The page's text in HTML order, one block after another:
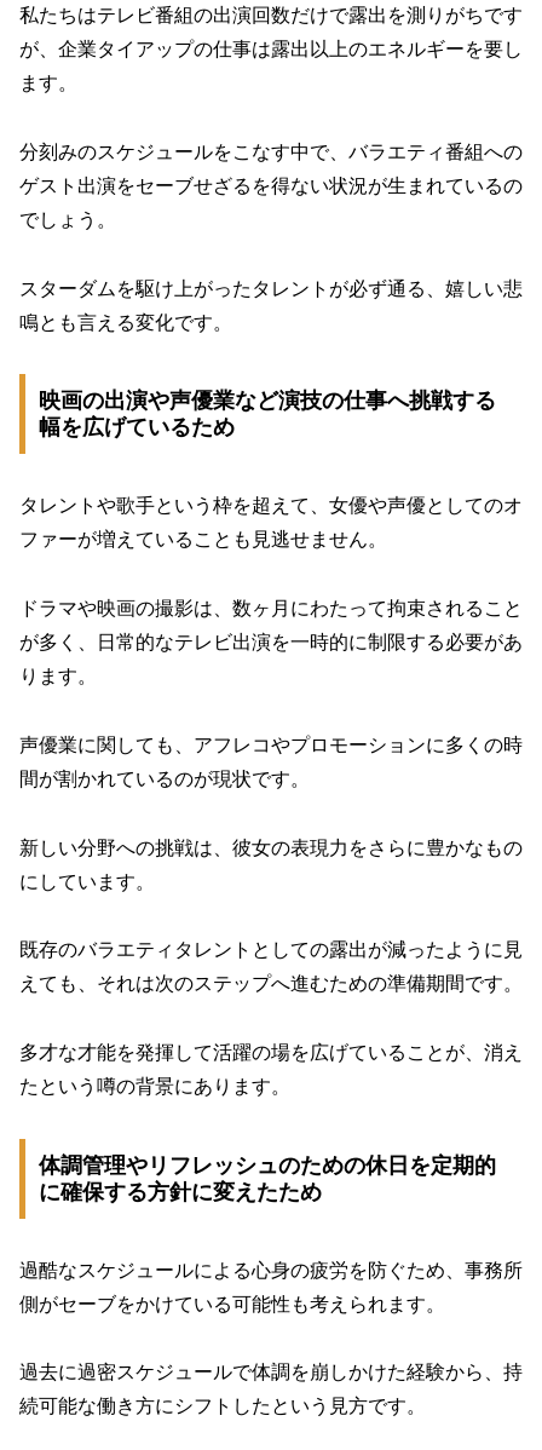
私たちはテレビ番組の出演回数だけで露出を測りがちです
が、企業タイアップの仕事は露出以上のエネルギーを要し
ます。
分刻みのスケジュールをこなす中で、バラエティ番組への
ゲスト出演をセーブせざるを得ない状況が生まれているの
でしょう。
スターダムを駆け上がったタレントが必ず通る、嬉しい悲
鳴とも言える変化です。
映画の出演や声優業など演技の仕事へ挑戦する
幅を広げているため
タレントや歌手という枠を超えて、女優や声優としてのオ
ファーが増えていることも見逃せません。
ドラマや映画の撮影は、数ヶ月にわたって拘束されること
が多く、日常的なテレビ出演を一時的に制限する必要があ
ります。
声優業に関しても、アフレコやプロモーションに多くの時
間が割かれているのが現状です。
新しい分野への挑戦は、彼女の表現力をさらに豊かなもの
にしています。
既存のバラエティタレントとしての露出が減ったように見
えても、それは次のステップへ進むための準備期間です。
多才な才能を発揮して活躍の場を広げていることが、消え
たという噂の背景にあります。
体調管理やリフレッシュのための休日を定期的
に確保する方針に変えたため
過酷なスケジュールによる心身の疲労を防ぐため、事務所
側がセーブをかけている可能性も考えられます。
過去に過密スケジュールで体調を崩しかけた経験から、持
続可能な働き方にシフトしたという見方です。